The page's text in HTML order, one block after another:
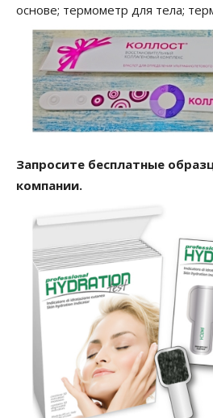
основе; термометр для тела;
Запросите бесплатные
компании.